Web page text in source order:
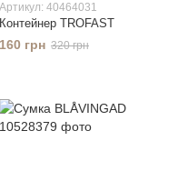
Артикул: 40464031
Контейнер TROFAST
160 грн 320 грн